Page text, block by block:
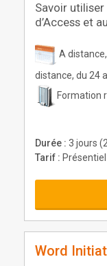
Savoir
d’Access et
A
distance, du 24
Formation
Durée : 3 jours
Tarif :
Word